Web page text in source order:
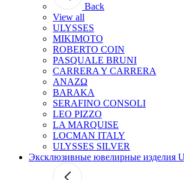
Back
View all
ULYSSES
MIKIMOTO
ROBERTO COIN
PASQUALE BRUNI
CARRERA Y CARRERA
ANAZΩ
BARAKA
SERAFINO CONSOLI
LEO PIZZO
LA MARQUISE
LOCMAN ITALY
ULYSSES SILVER
Эксклюзивные ювелирные изделия